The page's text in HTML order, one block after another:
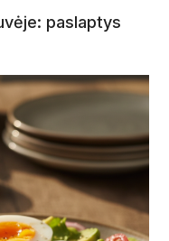
paslaptys